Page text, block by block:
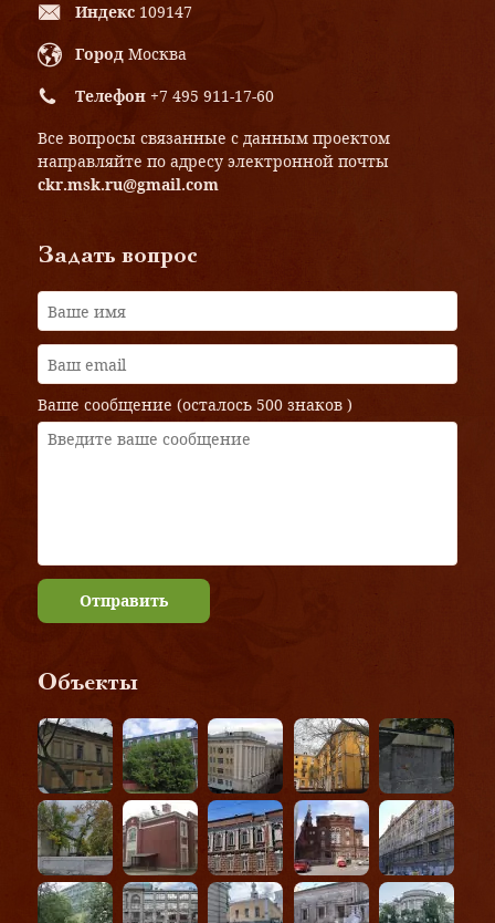
Индекс 109147
Город Москва
Телефон +7 495 911-17-60
Все вопросы связанные с данным проектом
направляйте по адресу электронной почты
ckr.msk.ru@gmail.com
Задать вопрос
Ваше сообщение (осталось 500 знаков )
Отправить
Объекты